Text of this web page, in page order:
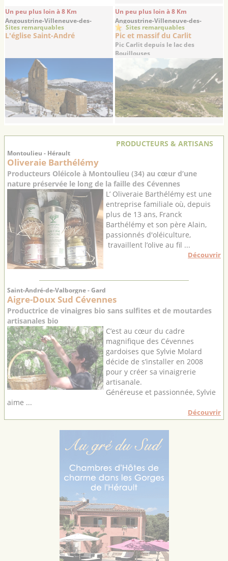
Un peu plus loin à 8 Km
Angoustrine-Villeneuve-des-
Escaldes - Pyrénées-Orientales
Sites remarquables
L'église Saint-André
Un peu plus loin à 8 Km
Angoustrine-Villeneuve-des-
Escaldes - Pyrénées-Orientales
Sites remarquables
Pic et massif du Carlit
Pic Carlit depuis le lac des
Bouillouses
PRODUCTEURS & ARTISANS
Montoulieu - Hérault
Oliveraie Barthélémy
Producteurs Oléicole à Montoulieu (34) au cœur d’une
nature préservée le long de la faille des Cévennes
L’ Oliveraie Barthélémy est une
entreprise familiale où, depuis
plus de 13 ans, Franck
Barthélémy et son père Alain,
passionnés d'oléiculture,
travaillent l’olive au fil ...
Découvrir
Saint-André-de-Valborgne - Gard
Aigre-Doux Sud Cévennes
Productrice de vinaigres bio sans sulfites et de moutardes
artisanales bio
C’est au cœur du cadre
magnifique des Cévennes
gardoises que Sylvie Molard
décide de s’installer en 2008
pour y créer sa vinaigrerie
artisanale.
Généreuse et passionnée, Sylvie
aime ...
Découvrir